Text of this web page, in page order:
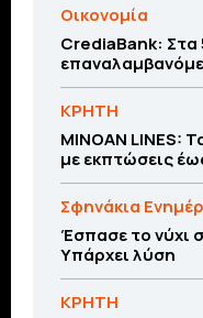
Οικονομία
CrediaBank: Στα
ΚΡΗΤΗ
MINOAN LINES:
με εκπτώσεις
Σφηνάκια
Έσπασε το νύχι
Υπάρχει λύση
ΚΡΗΤΗ